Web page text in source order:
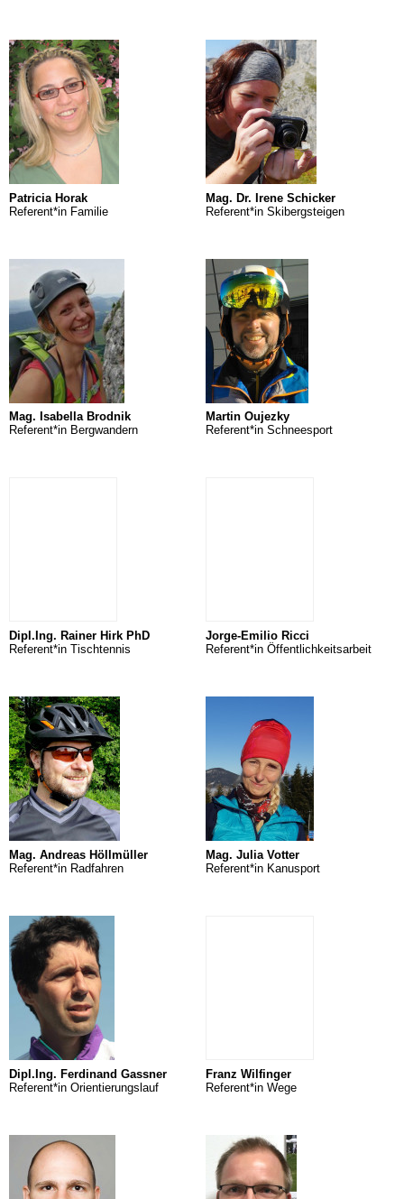
Patricia Horak
Referent*in Familie
Mag. Dr. Irene Schicker
Referent*in Skibergsteigen
Mag. Isabella Brodnik
Referent*in Bergwandern
Martin Oujezky
Referent*in Schneesport
Dipl.Ing. Rainer Hirk PhD
Referent*in Tischtennis
Jorge-Emilio Ricci
Referent*in Öffentlichkeitsarbeit
Mag. Andreas Höllmüller
Referent*in Radfahren
Mag. Julia Votter
Referent*in Kanusport
Dipl.Ing. Ferdinand Gassner
Referent*in Orientierungslauf
Franz Wilfinger
Referent*in Wege